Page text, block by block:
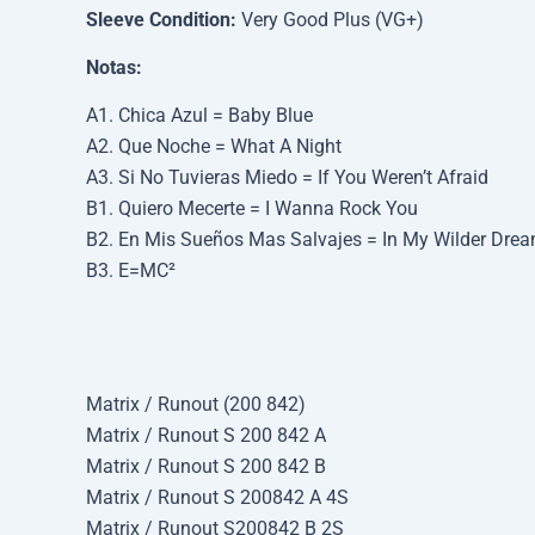
Sleeve Condition: Very Good Plus (VG+)
Notas:
A1. Chica Azul = Baby Blue
A2. Que Noche = What A Night
A3. Si No Tuvieras Miedo = If You Weren’t Afraid
B1. Quiero Mecerte = I Wanna Rock You
B2. En Mis Sueños Mas Salvajes = In My Wilder
B3. E=MC²
Matrix / Runout (200 842)
Matrix / Runout S 200 842 A
Matrix / Runout S 200 842 B
Matrix / Runout S 200842 A 4S
Matrix / Runout S200842 B 2S